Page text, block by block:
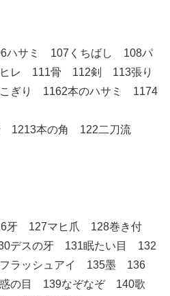
ハサミ 107くちばし 108パ
レ 111骨 112剣 113張り
ぎり 1162本のハサミ 1174
1213本の角 122二刀流
牙 127マヒ爪 128巻き付
デスの牙 131眠たい目 132
ラッシュアイ 135墨 136
の目 139なぞなぞ 140歌